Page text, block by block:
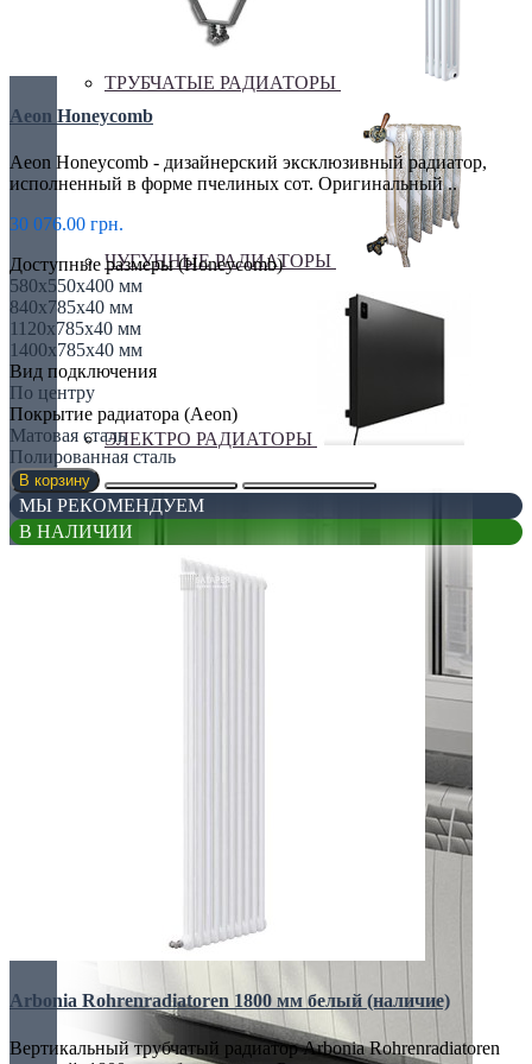
ТРУБЧАТЫЕ РАДИАТОРЫ
ЧУГУННЫЕ РАДИАТОРЫ
ЭЛЕКТРО РАДИАТОРЫ
Aeon Honeycomb
Aeon Honeycomb - дизайнерский эксклюзивный радиатор,
исполненный в форме пчелиных сот. Оригинальный ..
30 076.00 грн.
Доступные размеры (Honeycomb)
580х550х400 мм
840х785х40 мм
1120х785х40 мм
1400х785х40 мм
Вид подключения
По центру
Покрытие радиатора (Aeon)
Матовая сталь
Полированная сталь
В корзину
МЫ РЕКОМЕНДУЕМ
В НАЛИЧИИ
Arbonia Rohrenradiatoren 1800 мм белый (наличие)
Вертикальный трубчатый радиатор Arbonia Rohrenradiatoren